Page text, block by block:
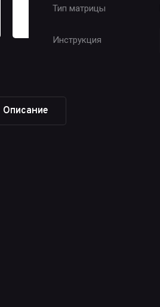
Тип матрицы
Инструкция
Описание